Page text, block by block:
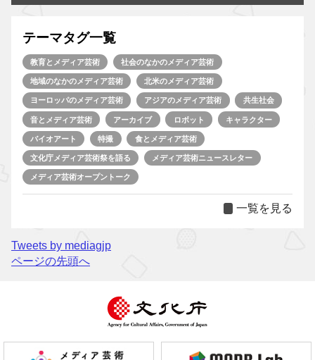
テーマタグ一覧
教育とメディア芸術 社会のなかのメディア芸術
地域のなかのメディア芸術 北米のメディア芸術
ヨーロッパのメディア芸術 アジアのメディア芸術 共生社会
音とメディア芸術 アーカイブ ロボット キャラクター
バイオアート 特撮 食とメディア芸術
文化庁メディア芸術祭を語る メディア芸術ニュースレター
メディア芸術オープントーク
一覧を見る
Tweets by mediagjp
ページの先頭へ